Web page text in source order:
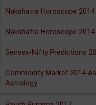
Nakshatra Horoscope
Nakshatra Horoscope
Sensex-Nifty Predictions
Commodity Market 2014
Astrology